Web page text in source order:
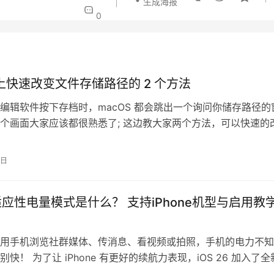
0
快速改变文件存储路径的 2 个方法
辑软件按下存档时，macOS 都会跳出一个询问你储存路径的
画面大家应该都很熟悉了; 这边教大家两个方法，可以快速的
性电量模式是什么？ 支持iPhone机型与启用教
手机浏览社群媒体、传消息、看视频或拍照，手机的电力不
快！ 为了让 iPhone 有更好的续航力表现，iOS 26 加入了全